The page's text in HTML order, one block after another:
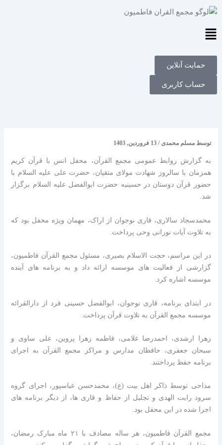
رفتن
محتوا
Main
Menu
حمایت آنلاین
حساب کاربری
توسط مسلم محمدی/13 فروردین, 1403
به گزارش روابط عمومی مجمع القرآن، محفل انس با قرآن کریم
همزمان با سالروز شهادت مولای متقیان، حضرت علی علیه السلام با
حضور قرآن دوستان در حسینیه حضرت ابوالفضل علیه السلام برگزار
شد.
محمدسجاد سالاری، قاری نوجوان از اراک، مهمان ویژه محفل بود که
به تلاوت آیات نورانی وحی پرداخت.
در این مراسم، حجت الاسلام بصیری، مسئول مجمع القرآن فاطمیون،
گزارشی از فعالیت های موسسه ارائه داد و به برنامه های آینده
موسسه اشاره کرد.
در ابتدای برنامه، قاری نوجوان، ابوالفضل حسینی فرد از دارالقرائه
موسسه مجمع القرآن به تلاوت قرآن پرداخت.
زهرا ارشدی، احمدرضا غلامی، فاطمه زهرا پروین، علی ساوی و
سبحان جعفری، حافظان مدارس و مراکز مجمع القرآن به اجرای
برنامه حفظ پرداختند.
مداحی توسط ذاکر اهل بیت (ع)، محمدحسن عباسپور، اجرای گروه
سرود رایت الهدی و تجلیل از حفاظ و قاری ها، از دیگر برنامه های
اجرا شده در این محفل بود.
مجمع القرآن فاطمیون، هر ساله مصادف با ۲۱ ماه مبارک رمضان،